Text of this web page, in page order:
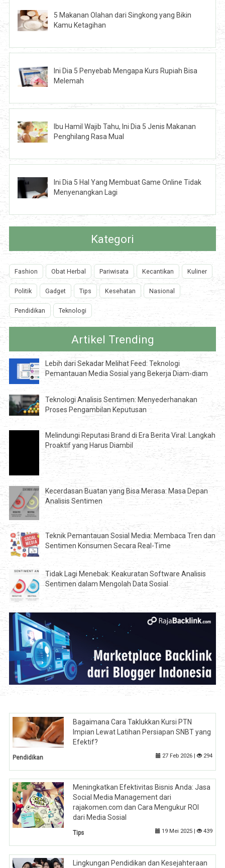
5 Makanan Olahan dari Singkong yang Bikin
Kamu Ketagihan
Ini Dia 5 Penyebab Mengapa Kurs Rupiah Bisa
Melemah
Ibu Hamil Wajib Tahu, Ini Dia 5 Jenis Makanan
Penghilang Rasa Mual
Ini Dia 5 Hal Yang Membuat Game Online Tidak
Menyenangkan Lagi
Kategori
Fashion Obat Herbal Pariwisata Kecantikan Kuliner
Politik Gadget Tips Kesehatan Nasional
Pendidikan Teknologi
Artikel Trending
Lebih dari Sekadar Melihat Feed: Teknologi
Pemantauan Media Sosial yang Bekerja Diam-diam
Teknologi Analisis Sentimen: Menyederhanakan
Proses Pengambilan Keputusan
Melindungi Reputasi Brand di Era Berita Viral: Langkah
Proaktif yang Harus Diambil
Kecerdasan Buatan yang Bisa Merasa: Masa Depan
Analisis Sentimen
Teknik Pemantauan Sosial Media: Membaca Tren dan
Sentimen Konsumen Secara Real-Time
Tidak Lagi Menebak: Keakuratan Software Analisis
Sentimen dalam Mengolah Data Sosial
Bagaimana Cara Taklukkan Kursi PTN
Impian Lewat Latihan Persiapan SNBT yang
Efektif?
Pendidikan 27 Feb 2026 | 294
Meningkatkan Efektivitas Bisnis Anda: Jasa
Social Media Management dari
rajakomen.com dan Cara Mengukur ROI
dari Media Sosial
Tips 19 Mei 2025 | 439
Lingkungan Pendidikan dan Kesejahteraan